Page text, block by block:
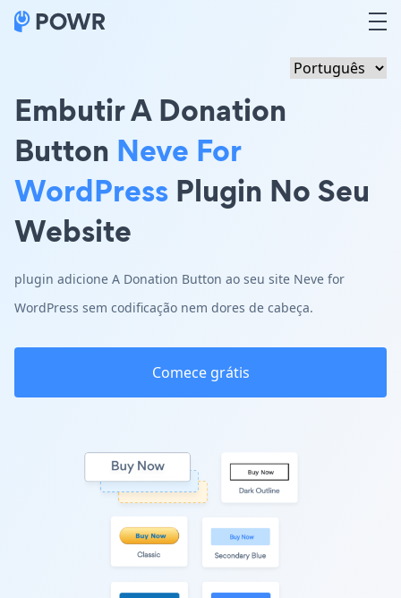
Embutir A Donation
Button Neve For
WordPress Plugin No Seu
Website
plugin adicione A Donation Button ao seu site Neve for
WordPress sem codificação nem dores de cabeça.
Comece grátis